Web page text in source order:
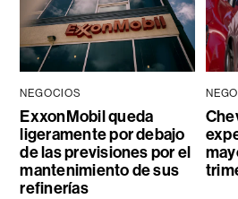
NEGOCIOS
ExxonMobil queda
ligeramente por debajo
de las previsiones por el
mantenimiento de sus
refinerías